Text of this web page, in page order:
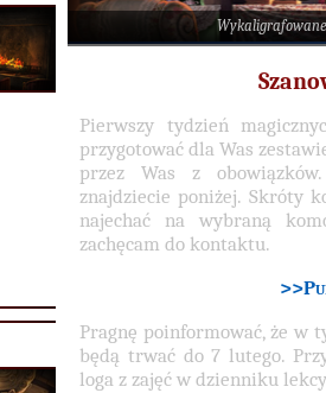
Pierwszy tydzień
przygotować dla Was
przez Was z
znajdziecie poniżej. Skróty
najechać na wybraną
zachęcam do kontaktu.
Pragnę poinformować, że w
będą trwać do 7 lutego.
loga z zajęć w dzienniku